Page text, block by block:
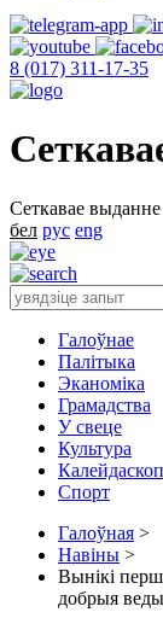
8 (017) 311-17-35
Сеткавае
бел рус eng
Галоўнае
Палітыка
Эканоміка
Грамадства
У свеце
Культура
Калейдаскоп
Спорт
Галоўная >
Навіны >
Вынікі
добрыя